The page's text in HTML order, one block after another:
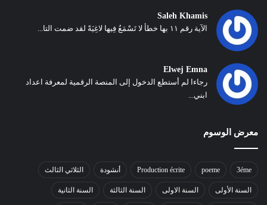
Saleh Khamis
الآية رقم ١١ بها خطأ لا تَسْمَعُ فِيها لاغِيَةً لقد ضمت التا...
Elwej Emna
رجاءا لم أستطع الدخول إلى المنصة الرقمية لمعرفة اعداد
ابني...
معرض الوسوم
3éme
poeme
Production écrite أنشودة الثلاثي الثالث
السنة الأولى السنة الاولى السنة الثالثة السنة الثانية